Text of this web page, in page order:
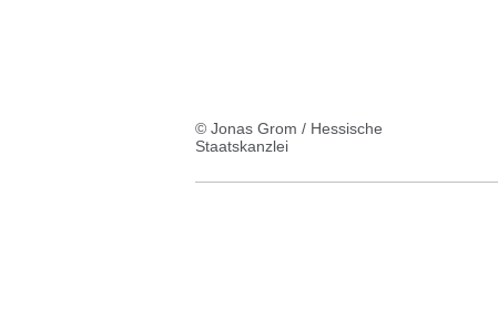
© Jonas Grom / Hessische
Staatskanzlei